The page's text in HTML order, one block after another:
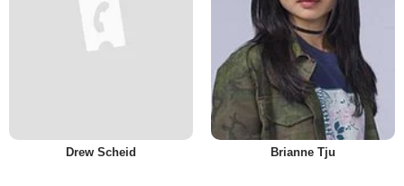
Drew Scheid Brianne Tju